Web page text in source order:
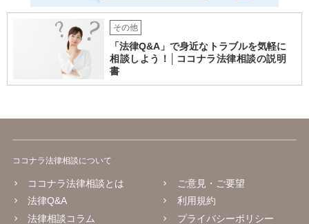
その他
「法律Q&A」で身近なトラブルを気軽に
相談しよう！│ココナラ法律相談の説明
書
ココナラ法律相談について
ココナラ法律相談とは
法律Q&A
法律相談コラム
ご意見・ご要望
利用規約
プライバシーポリシー